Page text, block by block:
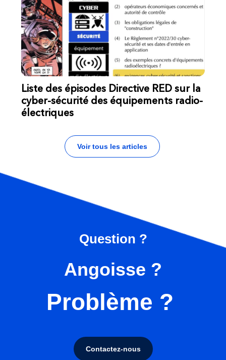
Liste des épisodes Directive RED sur la
cyber-sécurité des équipements radio-
électriques
Voir tous les articles
Question ?
Angoisse ?
Problème ?
Contactez-nous